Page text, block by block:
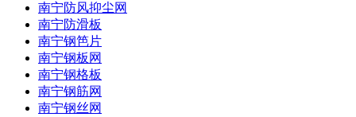
南宁防风抑尘网
南宁防滑板
南宁钢笆片
南宁钢板网
南宁钢格板
南宁钢筋网
南宁钢丝网